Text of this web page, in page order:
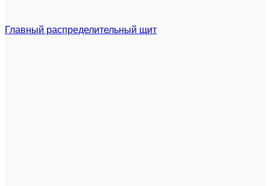
Главный распределительный щит